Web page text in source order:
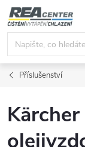
Přejít
na
obsah
Příslušenství